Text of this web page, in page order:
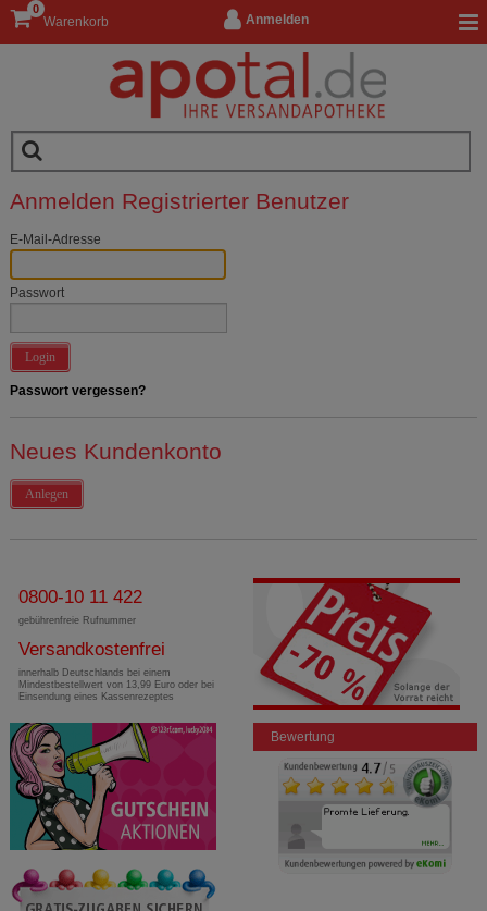
Anmelden
Warenkorb
0
Anmelden Registrierter Benutzer
E-Mail-Adresse
Passwort
Login
Passwort vergessen?
Neues Kundenkonto
Anlegen
0800-10 11 422
gebührenfreie Rufnummer
Versandkostenfrei
innerhalb Deutschlands bei einem
Mindestbestellwert von 13,99 Euro oder bei
Einsendung eines Kassenrezeptes
Bewertung